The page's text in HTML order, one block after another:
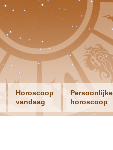
Horoscoop
vandaag
Persoonlijke
horoscoop